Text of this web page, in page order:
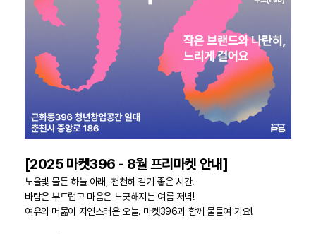
[2025 마켓396 - 8월 프리마켓 안내]
노을빛 물든 하늘 아래, 천천히 걷기 좋은 시간.
바람은 부드럽고 마음은 느긋해지는 여름 저녁!
여유와 머묾이 자연스러운 오늘. 마켓396과 함께 물들여 가요!